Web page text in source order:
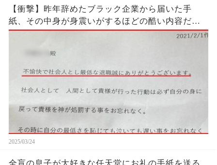
【衝撃】昨年辞めたブラック企業から届いた手
紙、その中身が身震いがするほどの酷い内容だっ
た…...
2025/03/24